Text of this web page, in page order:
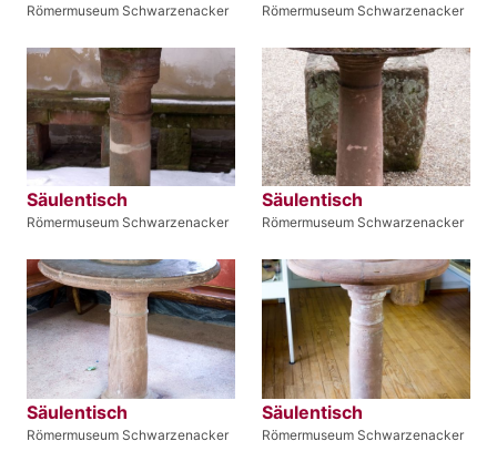
Römermuseum Schwarzenacker Römermuseum Schwarzenacker
Säulentisch
Römermuseum Schwarzenacker
Säulentisch
Römermuseum Schwarzenacker
Säulentisch
Römermuseum Schwarzenacker
Säulentisch
Römermuseum Schwarzenacker